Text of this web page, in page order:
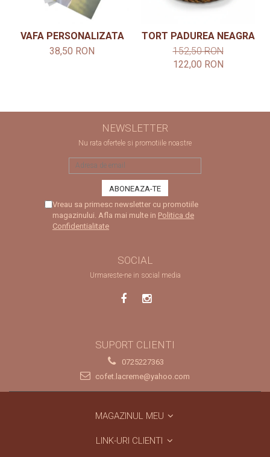
VAFA PERSONALIZATA
38,50 RON
TORT PADUREA NEAGRA
152,50 RON
122,00 RON
NEWSLETTER
Nu rata ofertele si promotiile noastre
Vreau sa primesc newsletter cu promotiile
magazinului. Afla mai multe in Politica de
Confidentialitate
SOCIAL
Urmareste-ne in social media
SUPORT CLIENTI
0725227363
cofet.lacreme@yahoo.com
MAGAZINUL MEU
LINK-URI CLIENTI